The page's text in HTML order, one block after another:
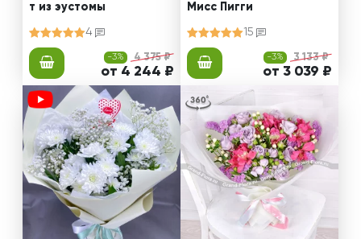
т из эустомы
4
-3% 4 375 ₽
от 4 244 ₽
Мисс Пигги
15
-3% 3 133 ₽
от 3 039 ₽